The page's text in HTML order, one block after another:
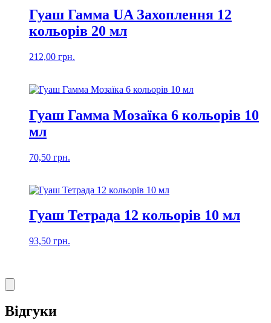
Гуаш Гамма UA Захоплення 12
кольорів 20 мл
212,00 грн.
Гуаш Гамма Мозаїка 6 кольорів 10
мл
70,50 грн.
Гуаш Тетрада 12 кольорів 10 мл
93,50 грн.
Відгуки